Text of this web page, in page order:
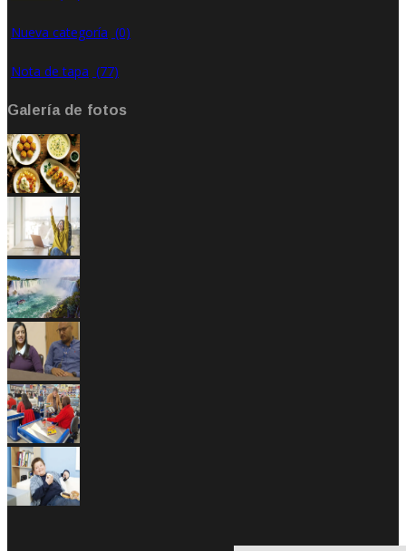
Nueva categoría (0)
Nota de tapa (77)
Galería de fotos